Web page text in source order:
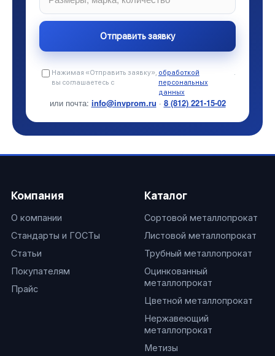
Нажимая «Отправить заявку»,
вы соглашаетесь с
обработкой
персональных
данных
.
или почта: info@invprom.ru · 8 (812) 221-15-02
Компания
О компании
Стандарты и ГОСТы
Статьи
Покупателям
Прайс
Каталог
Сортовой металлопрокат
Листовой металлопрокат
Трубный металлопрокат
Оцинкованный
металлопрокат
Цветной металлопрокат
Нержавеющий
металлопрокат
Метизы